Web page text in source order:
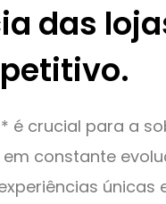
das
é crucial para a
constante
únicas